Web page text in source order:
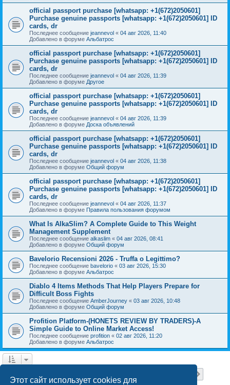
Этот сайт использует cookies для
official passport purchase [whatsapp: +1(672)2050601]
Purchase genuine passports [whatsapp: +1(672)2050601] ID
cards, dr
Последнее сообщение jeannevol « 04 авг 2026, 11:40
Добавлено в форуме Альбатрос
official passport purchase [whatsapp: +1(672)2050601]
Purchase genuine passports [whatsapp: +1(672)2050601] ID
cards, dr
Последнее сообщение jeannevol « 04 авг 2026, 11:39
Добавлено в форуме Другое
official passport purchase [whatsapp: +1(672)2050601]
Purchase genuine passports [whatsapp: +1(672)2050601] ID
cards, dr
Последнее сообщение jeannevol « 04 авг 2026, 11:39
Добавлено в форуме Доска объявлений
official passport purchase [whatsapp: +1(672)2050601]
Purchase genuine passports [whatsapp: +1(672)2050601] ID
cards, dr
Последнее сообщение jeannevol « 04 авг 2026, 11:38
Добавлено в форуме Общий форум
official passport purchase [whatsapp: +1(672)2050601]
Purchase genuine passports [whatsapp: +1(672)2050601] ID
cards, dr
Последнее сообщение jeannevol « 04 авг 2026, 11:37
Добавлено в форуме Правила пользования форумом
What Is AlkaSlim? A Complete Guide to This Weight
Management Supplement
Последнее сообщение alkaslim « 04 авг 2026, 08:41
Добавлено в форуме Общий форум
Bavelorio Recensioni 2026 - Truffa o Legittimo?
Последнее сообщение bavelorio « 03 авг 2026, 15:30
Добавлено в форуме Альбатрос
Diablo 4 Items Methods That Help Players Prepare for
Difficult Boss Fights
Последнее сообщение AmberJourney « 03 авг 2026, 10:48
Добавлено в форуме Общий форум
Profition Platform-(HONETS REVIEW BY TRADERS)-A
Simple Guide to Online Market Access!
Последнее сообщение profition « 02 авг 2026, 11:20
Добавлено в форуме Альбатрос